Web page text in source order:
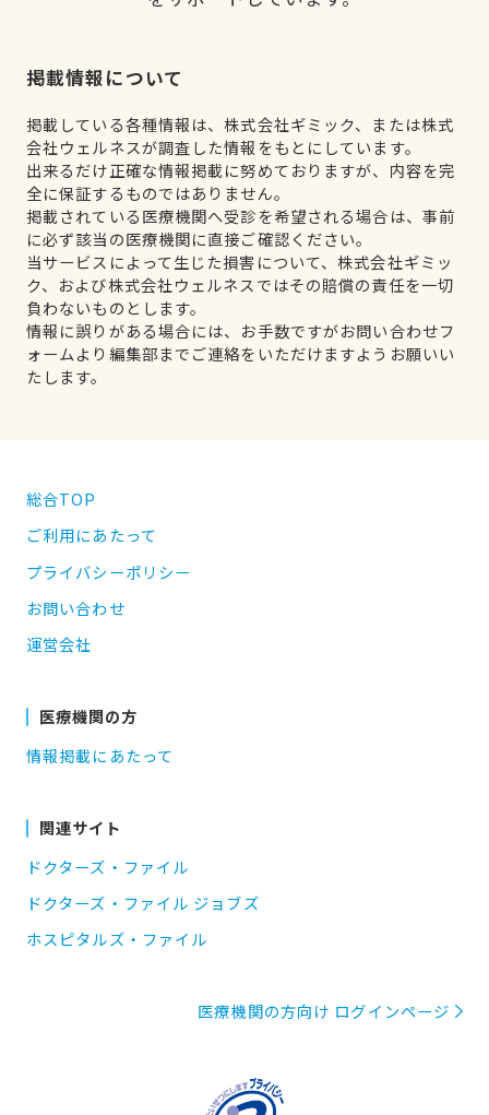
掲載情報について
掲載している各種情報は、株式会社ギミック、または株式
会社ウェルネスが調査した情報をもとにしています。
出来るだけ正確な情報掲載に努めておりますが、内容を完
全に保証するものではありません。
掲載されている医療機関へ受診を希望される場合は、事前
に必ず該当の医療機関に直接ご確認ください。
当サービスによって生じた損害について、株式会社ギミッ
ク、および株式会社ウェルネスではその賠償の責任を一切
負わないものとします。
情報に誤りがある場合には、お手数ですがお問い合わせフ
ォームより編集部までご連絡をいただけますようお願いい
たします。
総合TOP
ご利用にあたって
プライバシーポリシー
お問い合わせ
運営会社
医療機関の方
情報掲載にあたって
関連サイト
ドクターズ・ファイル
ドクターズ・ファイル ジョブズ
ホスピタルズ・ファイル
医療機関の方向け ログインページ